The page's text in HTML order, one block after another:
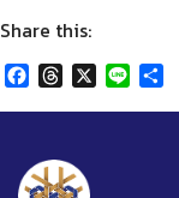
Share this:
Facebook
Threads
X Line